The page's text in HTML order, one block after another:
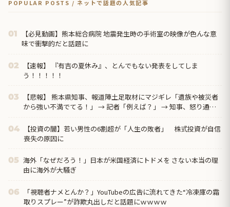
POPULAR POSTS / ネットで話題の人気記事
01
【必見動画】熊本総合病院 地震発生時の手術室の映像が色んな意
味で衝撃的だと話題に
02
【速報】 『有吉の夏休み』、とんでもない発表をしてしま
う！！！！！
03
【悲報】 熊本県知事、報道陣土足取材にマジギレ「遺族や被災者
から強い不満でてる！」 → 記者「例えば？」 → 知事、怒り通り
04
【投資の闇】若い男性の6割超が「人生の敗者」 株式投資が自信
喪失の原因に
05 海外「なぜだろう！」日本が米国経済にトドメを さない本当の理
由に海外が大騒ぎ
06
「視聴者ナメとんか？」YouTubeの広告に流れてきた“冷凍庫の霜
取りスプレー”が詐欺丸出しだと話題にｗｗｗｗ